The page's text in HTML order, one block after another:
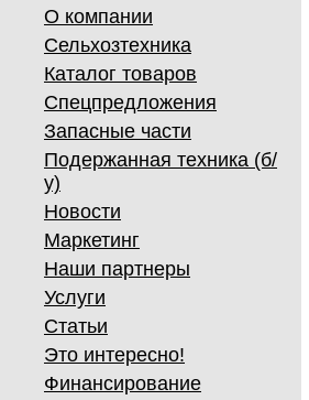
О компании
Сельхозтехника
Каталог товаров
Спецпредложения
Запасные части
Подержанная техника (б/
у)
Новости
Маркетинг
Наши партнеры
Услуги
Статьи
Это интересно!
Финансирование